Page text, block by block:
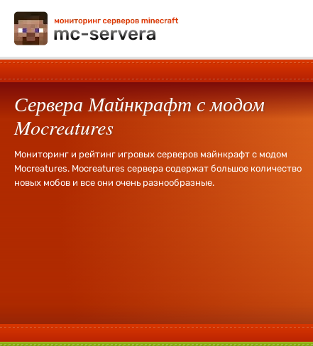
Сервера Майнкрафт с модом
Mocreatures
Мониторинг и рейтинг игровых серверов майнкрафт с модом
Mocreatures. Mocreatures сервера содержат большое количество
новых мобов и все они очень разнообразные.